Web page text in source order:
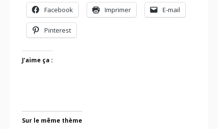
Facebook Imprimer E-mail
Pinterest
J’aime ça :
Sur le même thème